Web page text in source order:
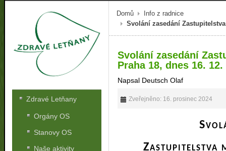
Domů
Info z radnice
Svolání zasedání
Svolání zasedání
Praha 18, dnes 16. 12.
Napsal Deutsch Olaf
Zveřejněno: 16. prosinec 2024
Zastupitelstva
Zdravé Letňany
Orgány OS
Stanovy OS
Naše aktivity